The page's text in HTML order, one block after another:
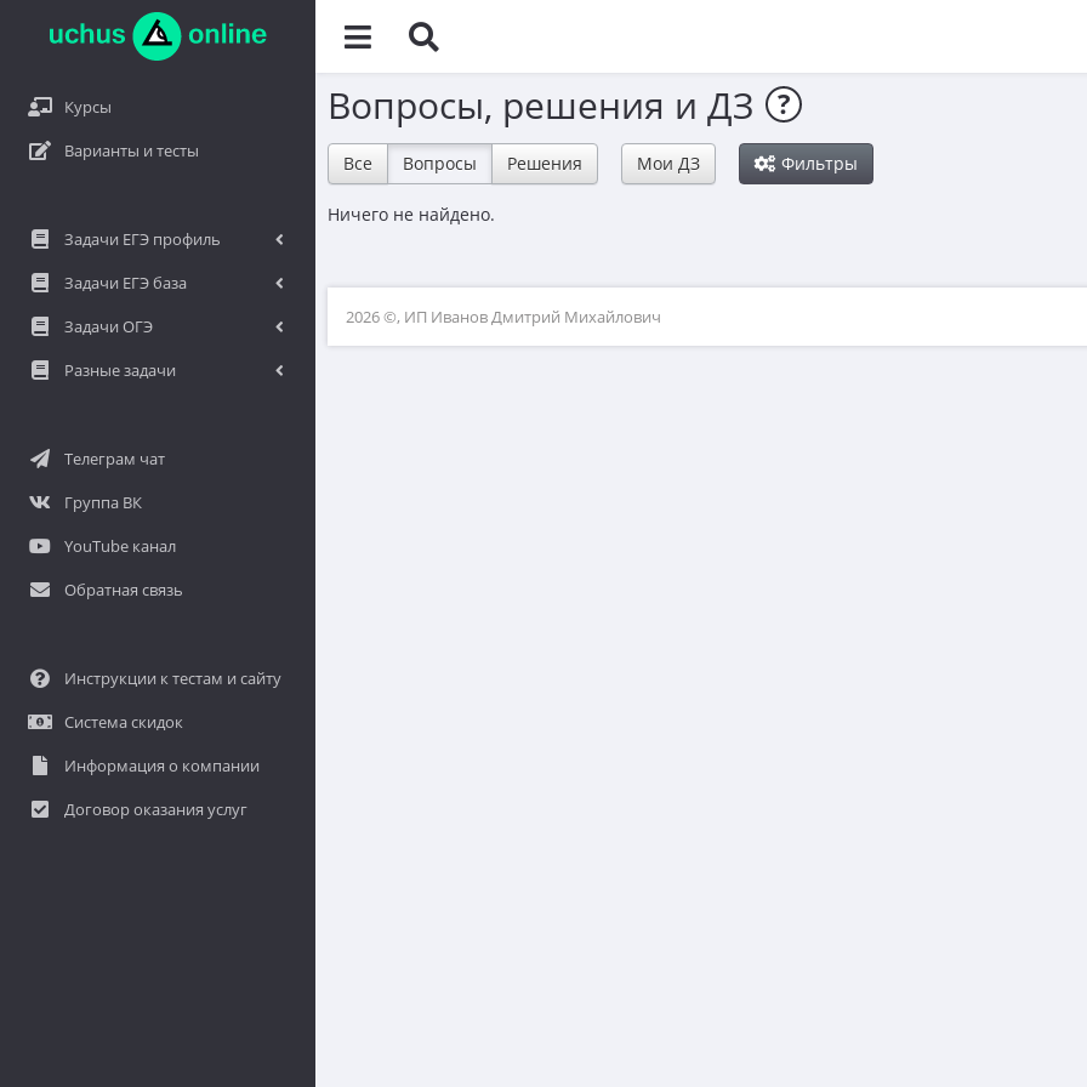
Курсы
Варианты и тесты
Задачи ЕГЭ профиль
Задачи ЕГЭ база
Задачи ОГЭ
Разные задачи
Телеграм чат
Группа ВК
YouTube канал
Обратная связь
Инструкции к тестам и сайту
Система скидок
Информация о компании
Договор оказания услуг
Вопросы, решения и ДЗ ?
Все Вопросы Решения Мои ДЗ Фильтры
Ничего не найдено.
2026 ©, ИП Иванов Дмитрий Михайлович